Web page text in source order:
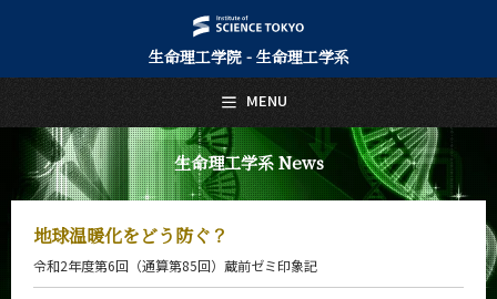
生命理工学院 - 生命理工学系
生命理工学系 News
地球温暖化をどう防ぐ？
令和2年度第6回（通算第85回）蔵前ゼミ印象記
MENU
日本語 English
トップページ
Top Page
生命理工学系について
About Us
教育
Education